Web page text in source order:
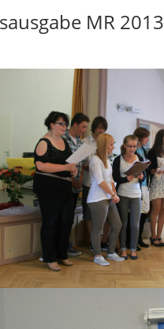
MR 2013